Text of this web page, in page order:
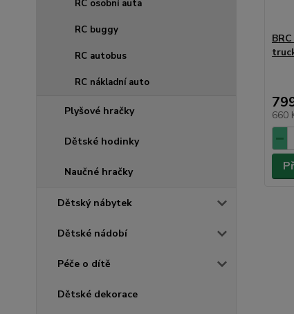
RC osobní auta
RC buggy
RC autobus
RC nákladní auto
Plyšové hračky
Dětské hodinky
Naučné hračky
Dětský nábytek
Dětské nádobí
Péče o dítě
Dětské dekorace
660